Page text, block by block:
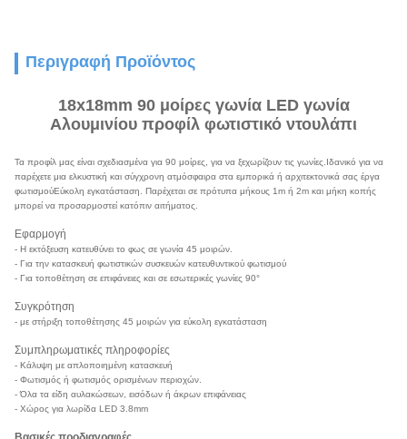
Περιγραφή Προϊόντος
18x18mm 90 μοίρες γωνία LED γωνία
Αλουμινίου προφίλ φωτιστικό ντουλάπι
Τα προφίλ μας είναι σχεδιασμένα για 90 μοίρες, για να ξεχωρίζουν τις γωνίες.Ιδανικό για να
παρέχετε μια ελκυστική και σύγχρονη ατμόσφαιρα στα εμπορικά ή αρχιτεκτονικά σας έργα
φωτισμούΕύκολη εγκατάσταση. Παρέχεται σε πρότυπα μήκους 1m ή 2m και μήκη κοπής
μπορεί να προσαρμοστεί κατόπιν αιτήματος.
Εφαρμογή
- Η εκτόξευση κατευθύνει το φως σε γωνία 45 μοιρών.
- Για την κατασκευή φωτιστικών συσκευών κατευθυντικού φωτισμού
- Για τοποθέτηση σε επιφάνειες και σε εσωτερικές γωνίες 90°
Συγκρότηση
- με στήριξη τοποθέτησης 45 μοιρών για εύκολη εγκατάσταση
Συμπληρωματικές πληροφορίες
- Κάλυψη με απλοποιημένη κατασκευή
- Φωτισμός ή φωτισμός ορισμένων περιοχών.
- Όλα τα είδη αυλακώσεων, εισόδων ή άκρων επιφάνειας
- Χώρος για λωρίδα LED 3.8mm